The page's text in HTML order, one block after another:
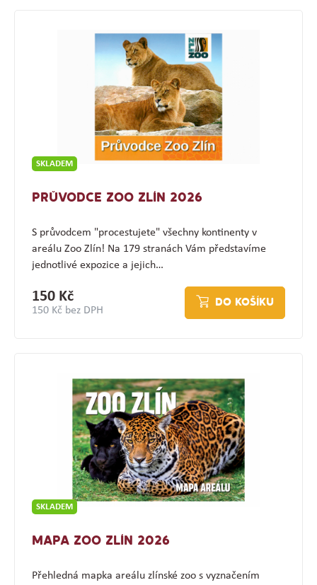
SKLADEM
PRŮVODCE ZOO ZLÍN 2026
S průvodcem "procestujete" všechny kontinenty v
areálu Zoo Zlín! Na 179 stranách Vám představíme
jednotlivé expozice a jejich…
150 Kč
150 Kč bez DPH
DO KOŠÍKU
SKLADEM
MAPA ZOO ZLÍN 2026
Přehledná mapka areálu zlínské zoo s vyznačením